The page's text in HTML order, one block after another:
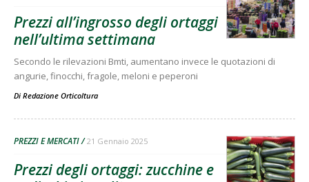
Prezzi all’ingrosso degli ortaggi
nell’ultima settimana
Secondo le rilevazioni Bmti, aumentano invece le quotazioni di
angurie, finocchi, fragole, meloni e peperoni
Di Redazione Orticoltura
PREZZI E MERCATI 21 Gennaio 2025
Prezzi degli ortaggi: zucchine e